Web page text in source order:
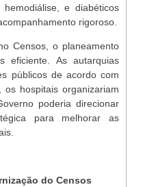
e diabéticos
rigoroso.
Censos, o planeamento
eficiente. As autarquias
públicos de acordo com
hospitais organizariam
poderia direcionar
para melhorar as
do Censos